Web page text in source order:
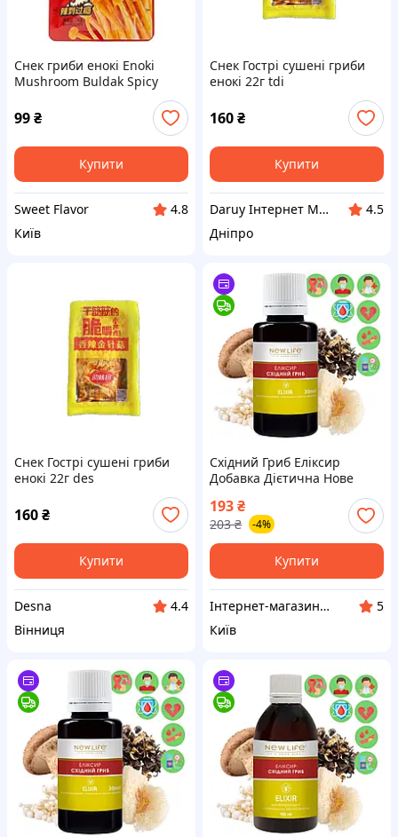
Снек гриби енокі Enoki
Mushroom Buldak Spicy
99₴
Купити
Sweet Flavor
4.8
Київ
Снек Гострі сушені гриби
енокі 22г tdi
160₴
Купити
Daruy Інтернет Магазин "Туристичне спорядження"
4.5
Дніпро
Снек Гострі сушені гриби
енокі 22г des
160₴
Купити
Desna
4.4
Вінниця
Східний Гриб Еліксир
Добавка Дієтична Нове
Шиитаке, Муер, Енокі,
Кораловий Гриб
193₴
203 ₴ -4%
Купити
Інтернет-магазин АРГО
5
Київ